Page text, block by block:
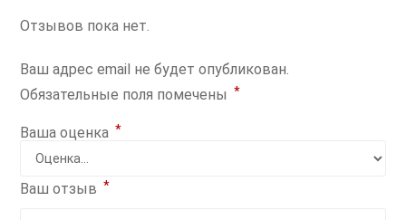
Отзывов пока нет.
Ваш адрес email не будет опубликован.
Обязательные поля помечены *
Ваша оценка *
Ваш отзыв *